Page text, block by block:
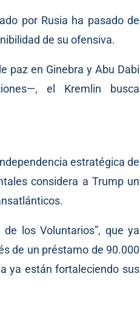
por Rusia ha pasado de
de su ofensiva.
paz en Ginebra y Abu Dabi
el Kremlin busca
estratégica de
considera a Trump un
los Voluntarios”, que ya
de un préstamo de 90.000
ya están fortaleciendo sus